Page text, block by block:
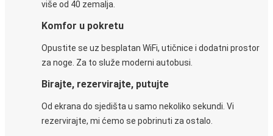
više od 40 zemalja.
Komfor u pokretu
Opustite se uz besplatan WiFi, utičnice i dodatni prostor
za noge. Za to služe moderni autobusi.
Birajte, rezervirajte, putujte
Od ekrana do sjedišta u samo nekoliko sekundi. Vi
rezervirajte, mi ćemo se pobrinuti za ostalo.